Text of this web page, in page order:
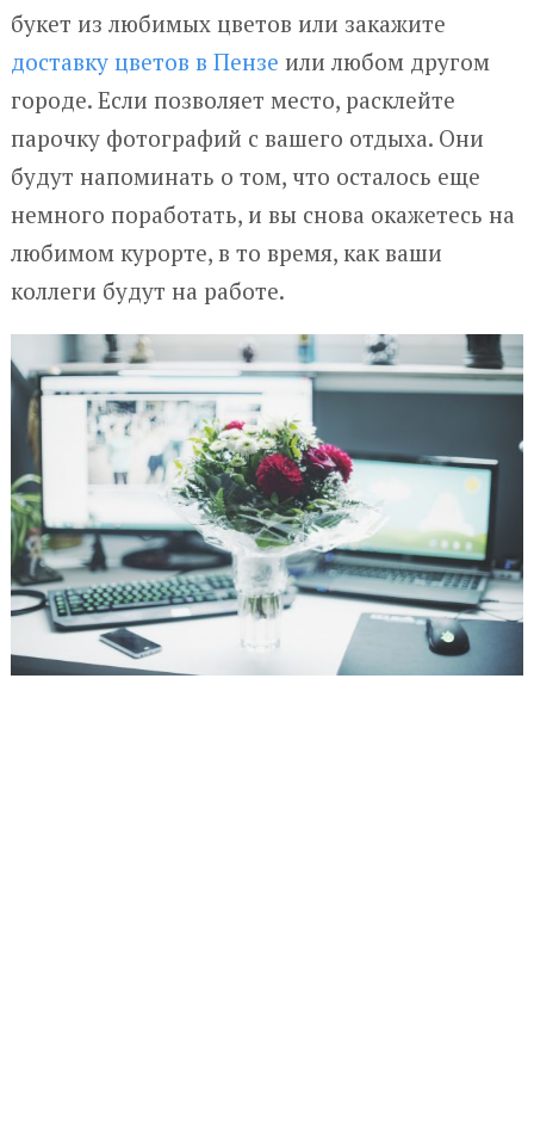
букет из любимых цветов или закажите
доставку цветов в Пензе или любом другом
городе. Если позволяет место, расклейте
парочку фотографий с вашего отдыха. Они
будут напоминать о том, что осталось еще
немного поработать, и вы снова окажетесь на
любимом курорте, в то время, как ваши
коллеги будут на работе.